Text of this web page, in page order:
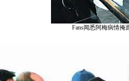
Fans闻悉阿梅病情掩